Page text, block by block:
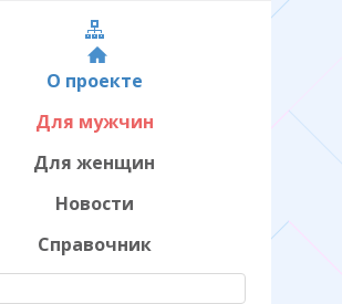
О проекте
Для мужчин
Для женщин
Новости
Справочник